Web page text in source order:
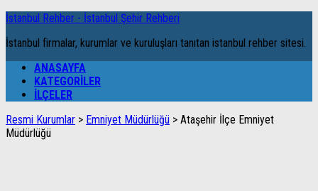
İstanbul Rehber - İstanbul Şehir Rehberi
İstanbul firmalar, kurumlar ve kuruluşları tanıtan istanbul rehber sitesi.
ANASAYFA
KATEGORILER
İLÇELER
Resmi Kurumlar > Emniyet Müdürlüğü > Ataşehir İlçe Emniyet
Müdürlüğü